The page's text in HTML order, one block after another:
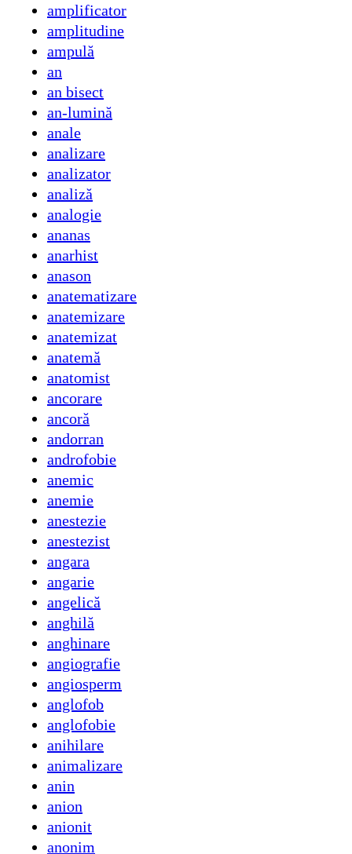
amplificator
amplitudine
ampulă
an
an bisect
an-lumină
anale
analizare
analizator
analiză
analogie
ananas
anarhist
anason
anatematizare
anatemizare
anatemizat
anatemă
anatomist
ancorare
ancoră
andorran
androfobie
anemic
anemie
anestezie
anestezist
angara
angarie
angelică
anghilă
anghinare
angiografie
angiosperm
anglofob
anglofobie
anihilare
animalizare
anin
anion
anionit
anonim